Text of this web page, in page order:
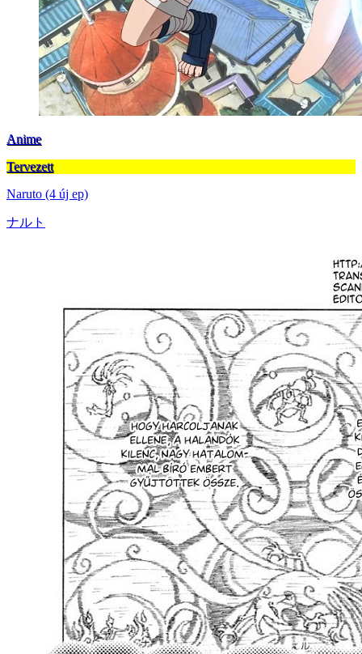
Anime
Tervezett
Naruto (4 új ep)
ナルト